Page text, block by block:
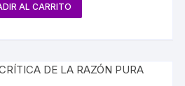
AL CARRITO